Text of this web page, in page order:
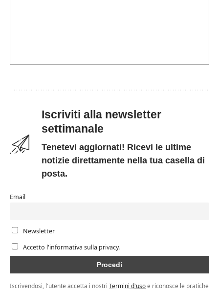
Iscriviti alla newsletter
settimanale
Tenetevi aggiornati! Ricevi le ultime
notizie direttamente nella tua casella di
posta.
Email
Newsletter
Accetto l'informativa sulla privacy.
Iscrivendosi, l'utente accetta i nostri Termini d'usoe riconosce le pratiche